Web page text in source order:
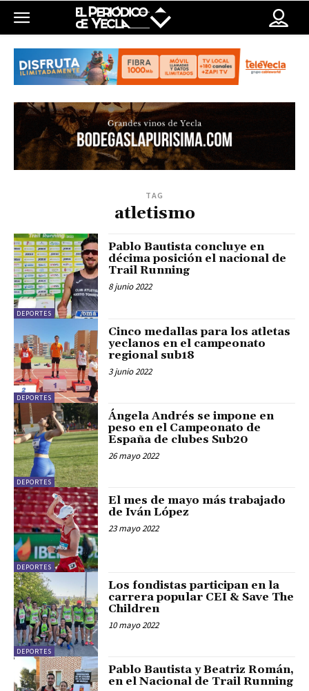
TAG
atletismo
DEPORTES
Pablo Bautista concluye en
décima posición el nacional de
Trail Running
8 junio 2022
DEPORTES
Cinco medallas para los atletas
yeclanos en el campeonato
regional sub18
3 junio 2022
DEPORTES
Ángela Andrés se impone en
peso en el Campeonato de
España de clubes Sub20
26 mayo 2022
DEPORTES
El mes de mayo más trabajado
de Iván López
23 mayo 2022
DEPORTES
Los fondistas participan en la
carrera popular CEI & Save The
Children
10 mayo 2022
Pablo Bautista y Beatriz Román,
en el Nacional de Trail Running